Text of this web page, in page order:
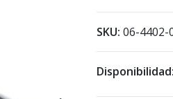
SKU: 06-4402-
Disponibilidad: